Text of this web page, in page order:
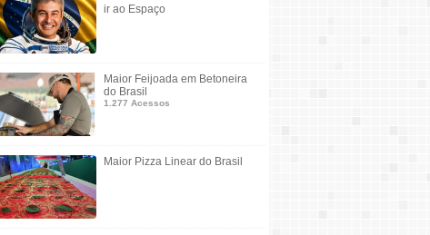
ir ao Espaço
Maior Feijoada em Betoneira
do Brasil
1.277 Acessos
Maior Pizza Linear do Brasil